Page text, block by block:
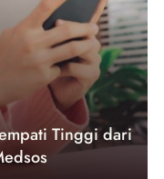
Tinggi dari